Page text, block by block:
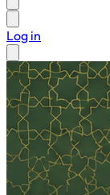
Log in